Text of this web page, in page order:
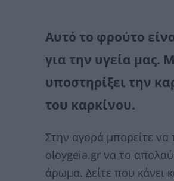
Αυτό το φρούτο
για την υγεία μας.
υποστηρίξει την
του καρκίνου.
Στην αγορά μπορείτε
oloygeia.gr να το
άρωμα. Δείτε που κάνει